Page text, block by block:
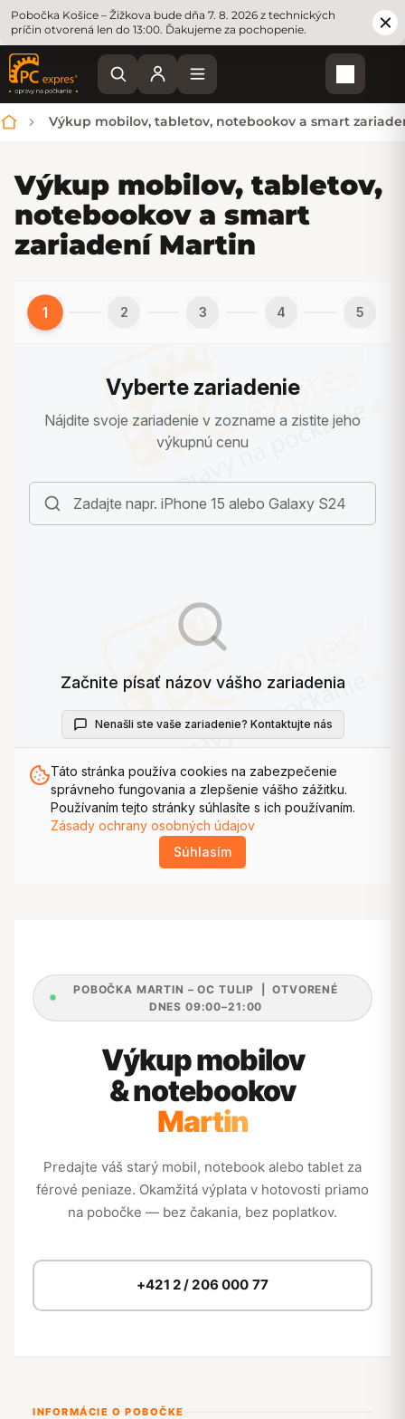
Pobočka Košice – Žižkova bude dňa 7. 8. 2026 z technických
príčin otvorená len do 13:00. Ďakujeme za pochopenie.
Domov
Výkup mobilov, tabletov, notebookov a smart
Výkup mobilov, tabletov,
notebookov a smart
zariadení Martin
POBOČKA MARTIN – OC TULIP | OTVORENÉ
DNES 09:00–21:00
Výkup mobilov
& notebookov
Martin
Predajte váš starý mobil, notebook alebo tablet za
férové peniaze. Okamžitá výplata v hotovosti priamo
na pobočke — bez čakania, bez poplatkov.
+421 2 / 206 000 77
INFORMÁCIE O POBOČKE